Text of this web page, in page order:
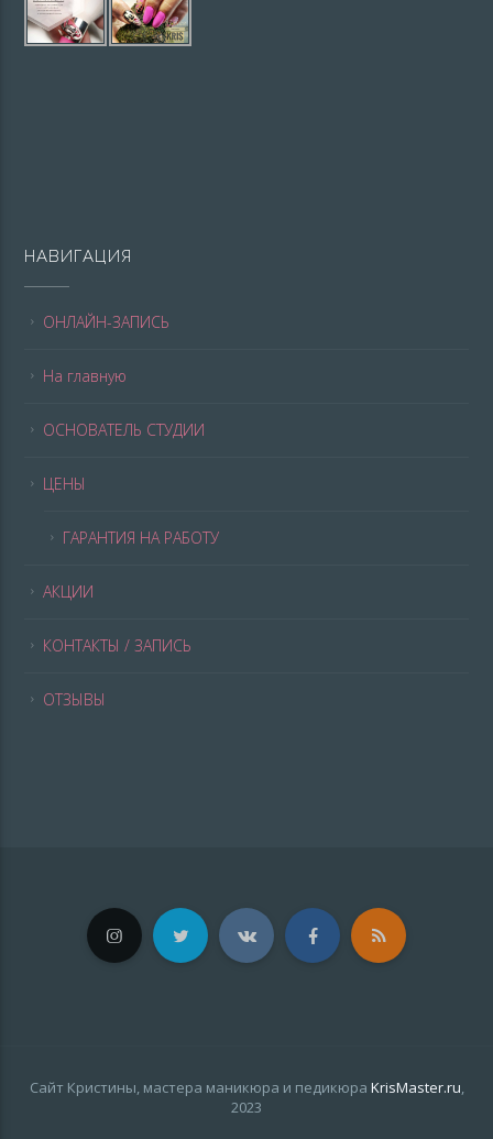
НАВИГАЦИЯ
ОНЛАЙН-ЗАПИСЬ
На главную
ОСНОВАТЕЛЬ СТУДИИ
ЦЕНЫ
ГАРАНТИЯ НА РАБОТУ
АКЦИИ
КОНТАКТЫ / ЗАПИСЬ
ОТЗЫВЫ
Сайт Кристины, мастера маникюра и педикюра KrisMaster.ru,
2023